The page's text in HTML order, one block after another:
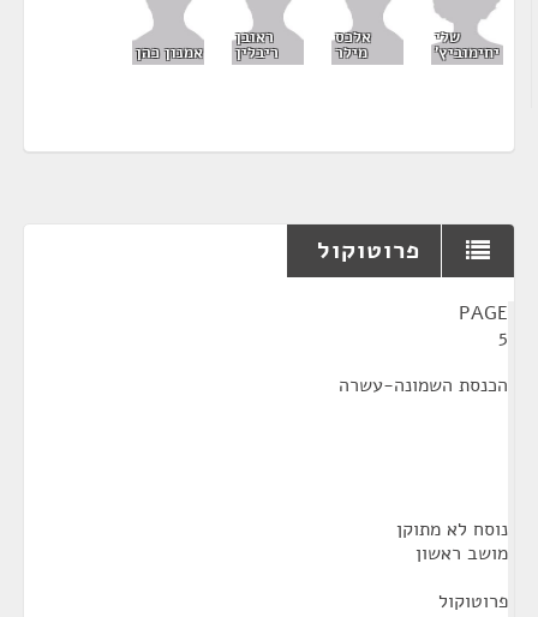
שלי
יחימוביץ'
אלכס
מילר
ראובן
ריבלין אמנון כהן
פרוטוקול
PAGE
5
הכנסת השמונה-עשרה
נוסח לא מתוקן
מושב ראשון
פרוטוקול